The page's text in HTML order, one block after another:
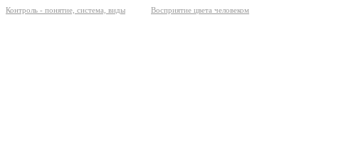
Контроль - понятие, система, виды Восприятие цвета человеком